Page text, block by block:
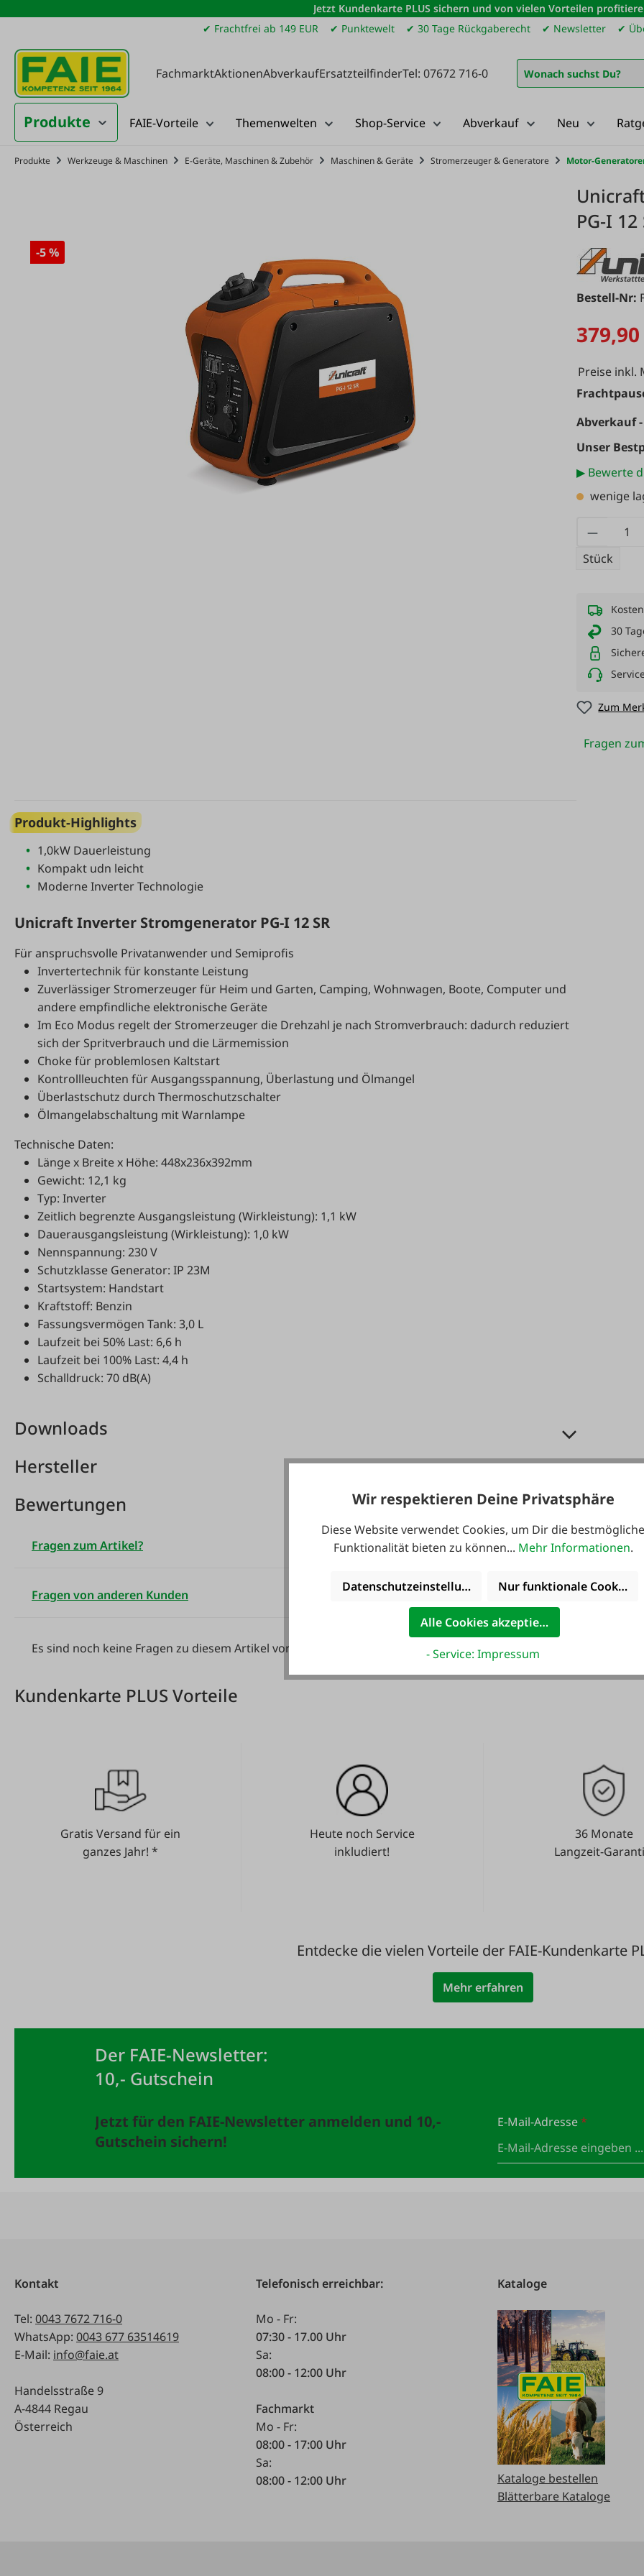
Hauptinhalt springen
Zur Suche springen
Zur Hauptnavigation springen
Jetzt Kundenkarte PLUS sichern und von vielen Vorteilen
✔ Frachtfrei ab 149 EUR
✔ Punktewelt ✔ 30 Tage Rückgaberecht ✔ Newsletter ✔
FachmarktAktionenAbverkaufErsatzteilfinderTel: 07672 716-0
Produkte FAIE-Vorteile Themenwelten Shop-Service Abverkauf Neu
Produkte Werkzeuge & Maschinen E-Geräte, Maschinen & Zubehör Maschinen & Geräte Stromerzeuger & Generatore Motor-
-5 %
PG-I 12
Bestell-Nr:
Preise inkl.
Abverkauf
Unser
▶ Bewerte
wenige
Stück
30
Zum
Fragen
Produkt-Highlights
1,0kW Dauerleistung
Kompakt udn leicht
Moderne Inverter Technologie
Unicraft Inverter Stromgenerator PG-I 12 SR
Für anspruchsvolle Privatanwender und Semiprofis
Invertertechnik für konstante Leistung
Zuverlässiger Stromerzeuger für Heim und Garten, Camping, Wohnwagen, Boote, Computer und
andere empfindliche elektronische Geräte
Im Eco Modus regelt der Stromerzeuger die Drehzahl je nach Stromverbrauch: dadurch reduziert
sich der Spritverbrauch und die Lärmemission
Choke für problemlosen Kaltstart
Kontrollleuchten für Ausgangsspannung, Überlastung und Ölmangel
Überlastschutz durch Thermoschutzschalter
Ölmangelabschaltung mit Warnlampe
Technische Daten:
Länge x Breite x Höhe: 448x236x392mm
Gewicht: 12,1 kg
Typ: Inverter
Zeitlich begrenzte Ausgangsleistung (Wirkleistung): 1,1 kW
Dauerausgangsleistung (Wirkleistung): 1,0 kW
Nennspannung: 230 V
Schutzklasse Generator: IP 23M
Startsystem: Handstart
Kraftstoff: Benzin
Fassungsvermögen Tank: 3,0 L
Laufzeit bei 50% Last: 6,6 h
Laufzeit bei 100% Last: 4,4 h
Schalldruck: 70 dB(A)
Downloads
Hersteller
Bewertungen
Fragen zum Artikel?
Fragen von anderen Kunden
Es sind noch keine Fragen zu diesem Artikel vorhanden.
Kundenkarte PLUS Vorteile
Gratis Versand für ein
ganzes Jahr! *
Heute noch Service
inkludiert!
36 Monate
Langzeit-
Entdecke die vielen Vorteile der FAIE-Kundenkarte
Mehr erfahren
Der FAIE-Newsletter:
10,- Gutschein
Jetzt für den FAIE-Newsletter anmelden und 10,-
Gutschein sichern!
E-Mail-Adresse*
Kontakt
Tel: 0043 7672 716-0
WhatsApp: 0043 677 63514619
E-Mail: info@faie.at
Handelsstraße 9
A-4844 Regau
Österreich
Telefonisch erreichbar:
Mo - Fr:
07:30 - 17.00 Uhr
Sa:
08:00 - 12:00 Uhr
Fachmarkt
Mo - Fr:
08:00 - 17:00 Uhr
Sa:
08:00 - 12:00 Uhr
Kataloge
Kataloge bestellen
Blätterbare Kataloge
Wir respektieren Deine Privatsphäre
Diese Website verwendet Cookies, um Dir die bestmögliche
Funktionalität bieten zu können... Mehr Informationen.
Datenschutzeinstellungen Nur funktionale Cookies
Alle Cookies akzeptieren
- Service: Impressum